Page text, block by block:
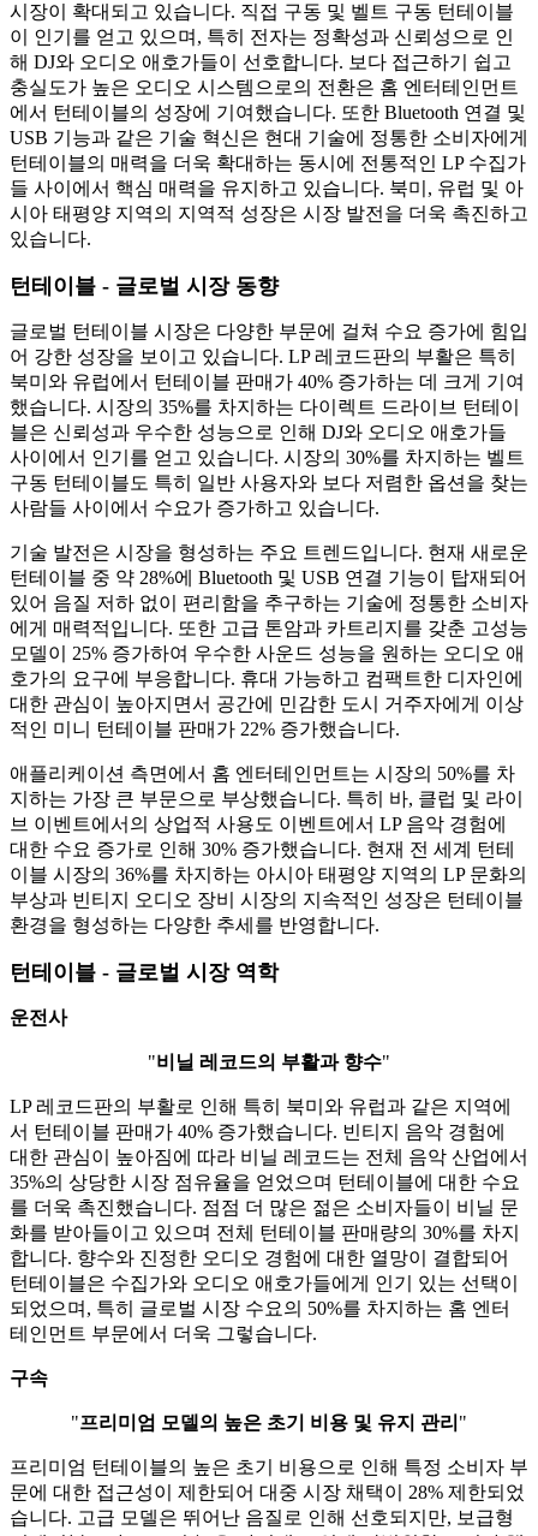
시장이 확대되고 있습니다. 직접 구동 및 벨트 구동 턴테이블
이 인기를 얻고 있으며, 특히 전자는 정확성과 신뢰성으로 인
해 DJ와 오디오 애호가들이 선호합니다. 보다 접근하기 쉽고
충실도가 높은 오디오 시스템으로의 전환은 홈 엔터테인먼트
에서 턴테이블의 성장에 기여했습니다. 또한 Bluetooth 연결 및
USB 기능과 같은 기술 혁신은 현대 기술에 정통한 소비자에게
턴테이블의 매력을 더욱 확대하는 동시에 전통적인 LP 수집가
들 사이에서 핵심 매력을 유지하고 있습니다. 북미, 유럽 및 아
시아 태평양 지역의 지역적 성장은 시장 발전을 더욱 촉진하고
있습니다.
턴테이블 - 글로벌 시장 동향
글로벌 턴테이블 시장은 다양한 부문에 걸쳐 수요 증가에 힘입
어 강한 성장을 보이고 있습니다. LP 레코드판의 부활은 특히
북미와 유럽에서 턴테이블 판매가 40% 증가하는 데 크게 기여
했습니다. 시장의 35%를 차지하는 다이렉트 드라이브 턴테이
블은 신뢰성과 우수한 성능으로 인해 DJ와 오디오 애호가들
사이에서 인기를 얻고 있습니다. 시장의 30%를 차지하는 벨트
구동 턴테이블도 특히 일반 사용자와 보다 저렴한 옵션을 찾는
사람들 사이에서 수요가 증가하고 있습니다.
기술 발전은 시장을 형성하는 주요 트렌드입니다. 현재 새로운
턴테이블 중 약 28%에 Bluetooth 및 USB 연결 기능이 탑재되어
있어 음질 저하 없이 편리함을 추구하는 기술에 정통한 소비자
에게 매력적입니다. 또한 고급 톤암과 카트리지를 갖춘 고성능
모델이 25% 증가하여 우수한 사운드 성능을 원하는 오디오 애
호가의 요구에 부응합니다. 휴대 가능하고 컴팩트한 디자인에
대한 관심이 높아지면서 공간에 민감한 도시 거주자에게 이상
적인 미니 턴테이블 판매가 22% 증가했습니다.
애플리케이션 측면에서 홈 엔터테인먼트는 시장의 50%를 차
지하는 가장 큰 부문으로 부상했습니다. 특히 바, 클럽 및 라이
브 이벤트에서의 상업적 사용도 이벤트에서 LP 음악 경험에
대한 수요 증가로 인해 30% 증가했습니다. 현재 전 세계 턴테
이블 시장의 36%를 차지하는 아시아 태평양 지역의 LP 문화의
부상과 빈티지 오디오 장비 시장의 지속적인 성장은 턴테이블
환경을 형성하는 다양한 추세를 반영합니다.
턴테이블 - 글로벌 시장 역학
운전사
"비닐 레코드의 부활과 향수"
LP 레코드판의 부활로 인해 특히 북미와 유럽과 같은 지역에
서 턴테이블 판매가 40% 증가했습니다. 빈티지 음악 경험에
대한 관심이 높아짐에 따라 비닐 레코드는 전체 음악 산업에서
35%의 상당한 시장 점유율을 얻었으며 턴테이블에 대한 수요
를 더욱 촉진했습니다. 점점 더 많은 젊은 소비자들이 비닐 문
화를 받아들이고 있으며 전체 턴테이블 판매량의 30%를 차지
합니다. 향수와 진정한 오디오 경험에 대한 열망이 결합되어
턴테이블은 수집가와 오디오 애호가들에게 인기 있는 선택이
되었으며, 특히 글로벌 시장 수요의 50%를 차지하는 홈 엔터
테인먼트 부문에서 더욱 그렇습니다.
구속
"프리미엄 모델의 높은 초기 비용 및 유지 관리 "
프리미엄 턴테이블의 높은 초기 비용으로 인해 특정 소비자 부
문에 대한 접근성이 제한되어 대중 시장 채택이 28% 제한되었
습니다. 고급 모델은 뛰어난 음질로 인해 선호되지만, 보급형